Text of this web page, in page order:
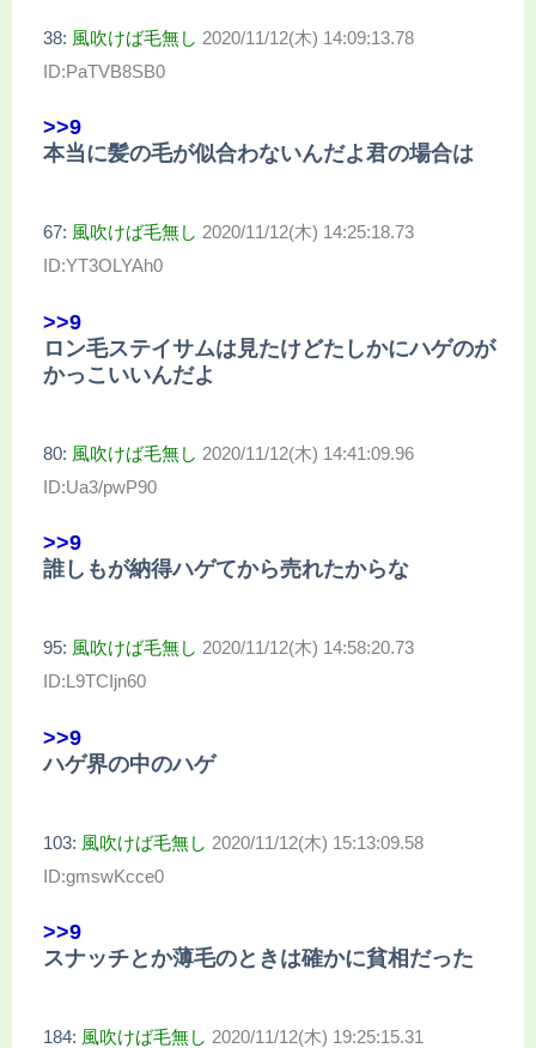
38: 風吹けば毛無し 2020/11/12(木) 14:09:13.78
ID:PaTVB8SB0
>>9
本当に髪の毛が似合わないんだよ君の場合は
67: 風吹けば毛無し 2020/11/12(木) 14:25:18.73
ID:YT3OLYAh0
>>9
ロン毛ステイサムは見たけどたしかにハゲのが
かっこいいんだよ
80: 風吹けば毛無し 2020/11/12(木) 14:41:09.96
ID:Ua3/pwP90
>>9
誰しもが納得ハゲてから売れたからな
95: 風吹けば毛無し 2020/11/12(木) 14:58:20.73
ID:L9TCIjn60
>>9
ハゲ界の中のハゲ
103: 風吹けば毛無し 2020/11/12(木) 15:13:09.58
ID:gmswKcce0
>>9
スナッチとか薄毛のときは確かに貧相だった
184: 風吹けば毛無し 2020/11/12(木) 19:25:15.31